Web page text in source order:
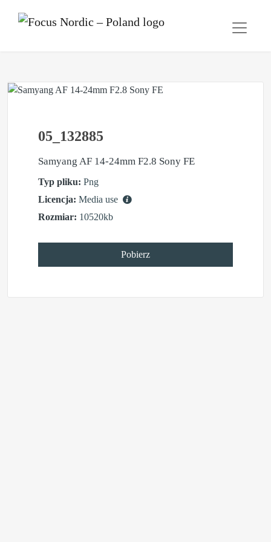
05_132885
Samyang AF 14-24mm F2.8 Sony FE
Typ pliku: Png
Licencja: Media use
Rozmiar: 10520kb
Pobierz